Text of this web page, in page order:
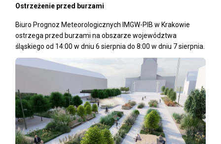
Ostrzeżenie przed burzami
Biuro Prognoz Meteorologicznych IMGW-PIB w Krakowie
ostrzega przed burzami na obszarze województwa
śląskiego od 14:00 w dniu 6 sierpnia do 8:00 w dniu 7 sierpnia.